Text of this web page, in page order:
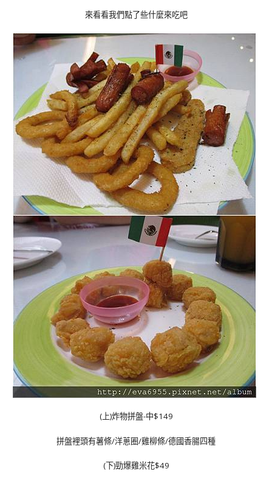
來看看我們點了些什麼來吃吧
(上)炸物拼盤-中$149
拼盤裡頭有薯條/洋蔥圈/雞柳條/德國香腸四種
(下)勁爆雞米花$49